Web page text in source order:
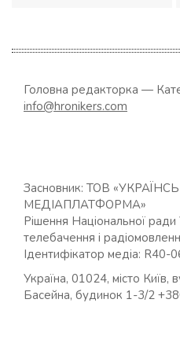
Головна редакторка —
info@hronikers.com
Засновник: ТОВ
МЕДІАПЛАТФОРМА»
Рішення Національної ради
телебачення і
Ідентифікатор медіа: R40-
Україна, 01024, місто Київ,
Басейна, будинок 1-3/2